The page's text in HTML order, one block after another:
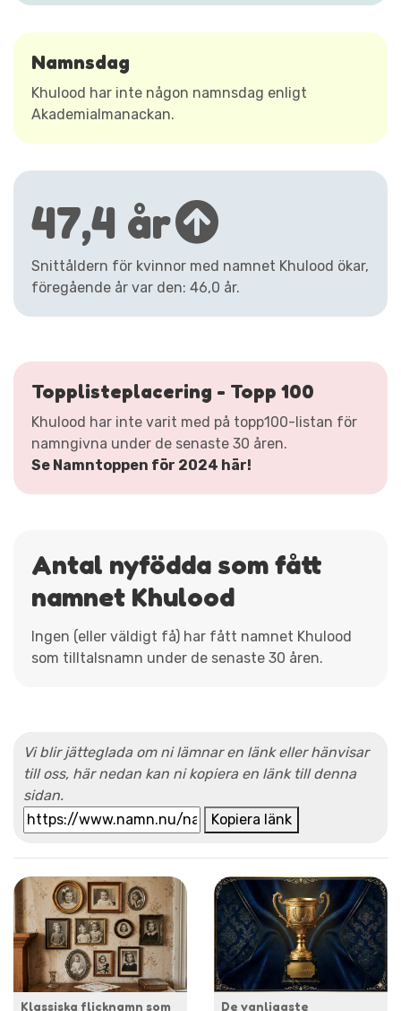
Namnsdag
Khulood har inte någon namnsdag enligt
Akademialmanackan.
47,4 år
Snittåldern för kvinnor med namnet Khulood ökar,
föregående år var den: 46,0 år.
Topplisteplacering - Topp 100
Khulood har inte varit med på topp100-listan för
namngivna under de senaste 30 åren.
Se Namntoppen för 2024 här!
Antal nyfödda som fått
namnet Khulood
Ingen (eller väldigt få) har fått namnet Khulood
som tilltalsnamn under de senaste 30 åren.
Vi blir jätteglada om ni lämnar en länk eller hänvisar
till oss, här nedan kan ni kopiera en länk till denna
sidan.
Kopiera länk
Klassiska flicknamn som
De vanligaste